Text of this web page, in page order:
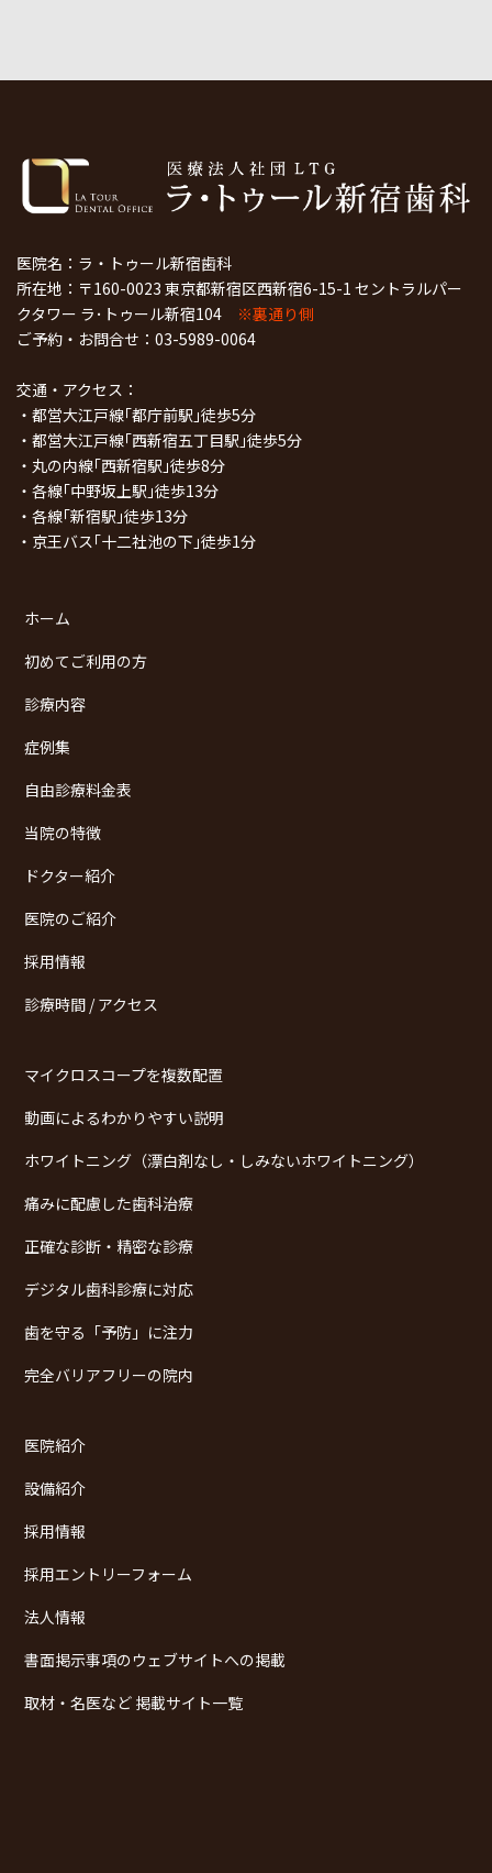
医院名：ラ・トゥール新宿歯科
所在地：〒160-0023 東京都新宿区西新宿6-15-1 セントラルパー
クタワー ラ･トゥール新宿104 ※裏通り側
ご予約・お問合せ： 03-5989-0064
交通・アクセス：
・都営大江戸線｢都庁前駅｣徒歩5分
・都営大江戸線｢西新宿五丁目駅｣徒歩5分
・丸の内線｢西新宿駅｣徒歩8分
・各線｢中野坂上駅｣徒歩13分
・各線｢新宿駅｣徒歩13分
・京王バス｢十二社池の下｣徒歩1分
ホーム
初めてご利用の方
診療内容
症例集
自由診療料金表
当院の特徴
ドクター紹介
医院のご紹介
採用情報
診療時間 / アクセス
マイクロスコープを複数配置
動画によるわかりやすい説明
ホワイトニング（漂白剤なし・しみないホワイトニング）
痛みに配慮した歯科治療
正確な診断・精密な診療
デジタル歯科診療に対応
歯を守る「予防」に注力
完全バリアフリーの院内
医院紹介
設備紹介
採用情報
採用エントリーフォーム
法人情報
書面掲示事項のウェブサイトへの掲載
取材・名医など 掲載サイト一覧